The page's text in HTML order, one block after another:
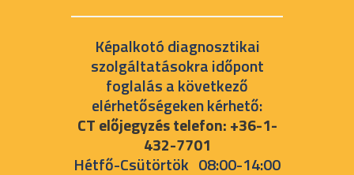
Képalkotó diagnosztikai
szolgáltatásokra időpont
foglalás a következő
elérhetőségeken kérhető:
CT előjegyzés telefon: +36-1-
432-7701
Hétfő-Csütörtök 08:00-14:00